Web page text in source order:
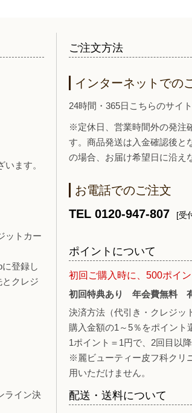
ます。
ットカー
登録し
クレジ
ライン決
ご注文方法
インターネットでの
24時間・365日こちらのサイ
※定休日、営業時間外の発注
す。商品発送は入金確認後と
の場合、お届け希望日に沿え
お電話でのご注文
TEL 0120-947-807
[受
ポイントについて
初回ご購入時に、500ポイ
初回特典あり 年会費無料
決済方法（代引き・クレジッ
購入金額の1～5％をポイント
1ポイント＝1円で、2回目以
※麗ビューティー皮フ科クリ
用いただけません。
配送・送料について